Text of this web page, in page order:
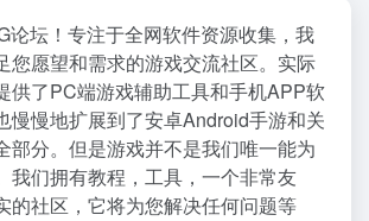
论坛！专注于全网软件资源收集，我
您愿望和需求的游戏交流社区。实际
供了PC端游戏辅助工具和手机APP软
慢慢地扩展到了安卓Android手游和关
部分。但是游戏并不是我们唯一能为
我们拥有教程，工具，一个非常友
的社区，它将为您解决任何问题等